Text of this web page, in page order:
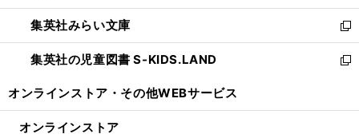
開
く
ウ
で
開
く
ン
ド
ウ
で
ウ
ィ
ン
ド
開
集英社みらい文庫
新
し
い
ン
集英社の児童図書 S-KIDS.LAND
新
ウ
オンラインストア・ その他WEBサービス
オンラインストア